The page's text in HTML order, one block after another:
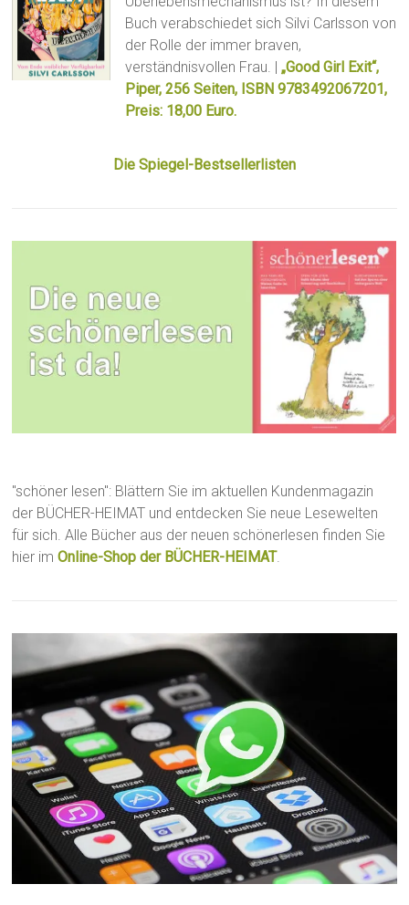
Buch verabschiedet sich Silvi Carlsson von
der Rolle der immer braven,
verständnisvollen Frau. |„Good Girl Exit“,
Piper, 256 Seiten, ISBN 9783492067201,
Preis: 18,00 Euro.
Die Spiegel-Bestsellerlisten
"schöner lesen": Blättern Sie im aktuellen Kundenmagazin
der BÜCHER-HEIMAT und entdecken Sie neue Lesewelten
für sich. Alle Bücher aus der neuen schönerlesen finden Sie
hier imOnline-Shop der BÜCHER-HEIMAT.